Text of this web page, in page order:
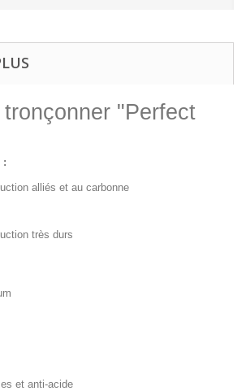
"Perfect
:
alliés et au carbonne
très durs
et anti-acide